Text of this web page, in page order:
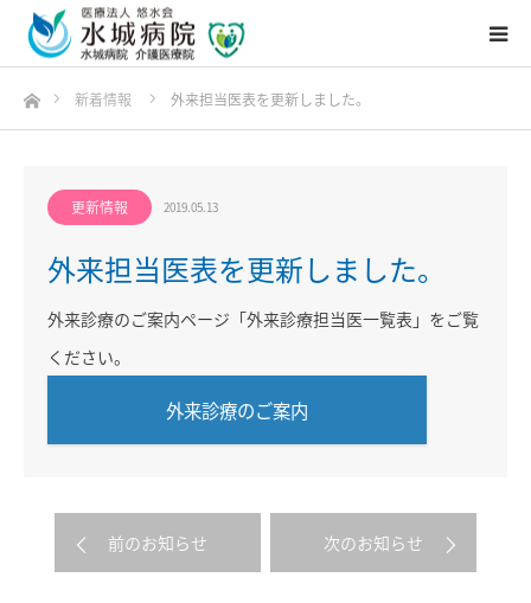
ホーム新着情報 外来担当医表を更新しました。
更新情報 2019.05.13
外来担当医表を更新しました。
外来診療のご案内ページ「外来診療担当医⼀覧表」をご覧
ください。
外来診療のご案内
前のお知らせ 次のお知らせ